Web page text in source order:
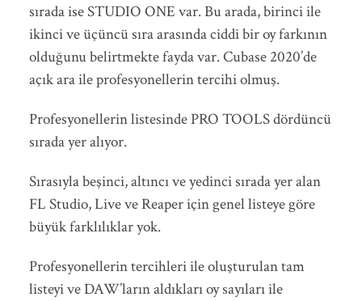
sırada ise STUDIO ONE var. Bu arada, birinci ile
ikinci ve üçüncü sıra arasında ciddi bir oy farkının
olduğunu belirtmekte fayda var. Cubase 2020’de
açık ara ile profesyonellerin tercihi olmuş.
Profesyonellerin listesinde PRO TOOLS dördüncü
sırada yer alıyor.
Sırasıyla beşinci, altıncı ve yedinci sırada yer alan
FL Studio, Live ve Reaper için genel listeye göre
büyük farklılıklar yok.
Profesyonellerin tercihleri ile oluşturulan tam
listeyi ve DAW’ların aldıkları oy sayıları ile